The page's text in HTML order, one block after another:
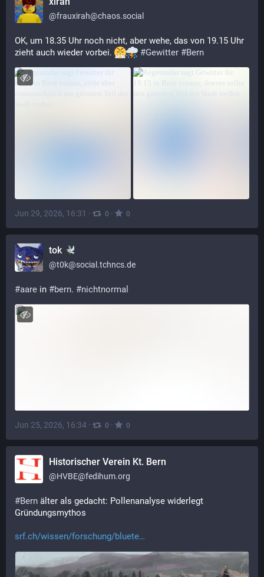
@frauxirah@chaos.social
OK, um 18.35 Uhr noch nicht, aber wehe, das von 19.15 Uhr
zieht auch wieder vorbei.
#Gewitter #Bern
Jun 29, 2026, 16:31 · 0 · 0
tok
@t0k@social.tchncs.de
#aare in #bern. #nichtnormal
Jun 25, 2026, 16:34 · 0 · 0
Historischer Verein Kt. Bern
@HVBE@fedihum.org
#Bern älter als gedacht: Pollenanalyse widerlegt
Gründungsmythos
srf.ch/wissen/forschung/bluete